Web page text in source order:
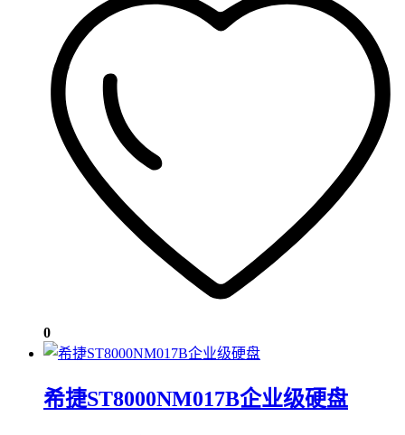
0
希捷ST8000NM017B企业级硬盘